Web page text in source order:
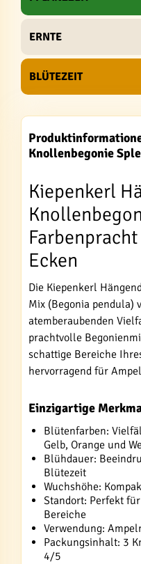
ERNTE
BLÜTEZEIT
Knollenbegonie
Kiepenkerl
Ecken
Die Kiepenkerl
Mix (Begonia pendula)
atemberaubenden
prachtvolle
schattige Bereiche
hervorragend für
Einzigartige
Blütenfarben:
Gelb, Orange und
Blühdauer:
Blütezeit
Wuchshöhe:
Standort: Perfekt
Bereiche
Verwendung:
Packungsinhalt: 3
4/5